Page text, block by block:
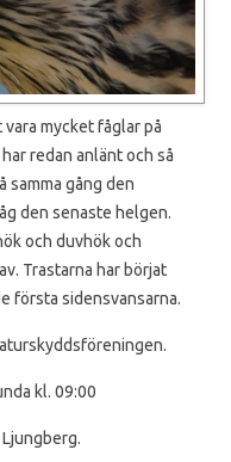
mycket fåglar på
redan anlänt och så
samma gång den
den senaste helgen.
och duvhök och
Trastarna har börjat
första sidensvansarna.
kl. 09:00